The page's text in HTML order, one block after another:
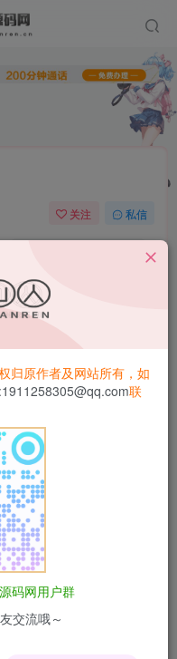
关注 私信
版），本系统支持泛域
在线更新，盗版入库，
放心的PHP授权系统。
君导航
归原作者及网站所有，如
:1911258305@qq.com联
码网用户群
交流哦～